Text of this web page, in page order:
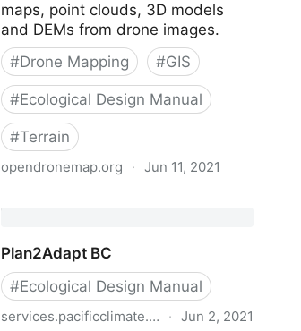
maps, point clouds, 3D models
and DEMs from drone images.
#Drone Mapping #GIS
#Ecological Design Manual
#Terrain
opendronemap.org · Jun 11, 2021
Plan2Adapt BC
#Ecological Design Manual
services.pacificclimate.org· Jun 2, 2021